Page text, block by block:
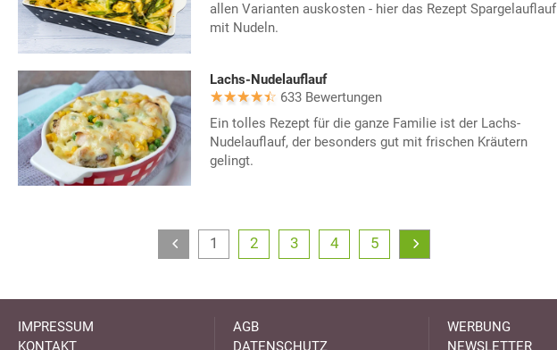
allen Varianten auskosten - hier das Rezept Spargelauflauf
mit Nudeln.
Lachs-Nudelauflauf
633 Bewertungen
Ein tolles Rezept für die ganze Familie ist der Lachs-
Nudelauflauf, der besonders gut mit frischen Kräutern
gelingt.
1 2 3 4 5
IMPRESSUM
KONTAKT
AGB
DATENSCHUTZ
WERBUNG
NEWSLETTER